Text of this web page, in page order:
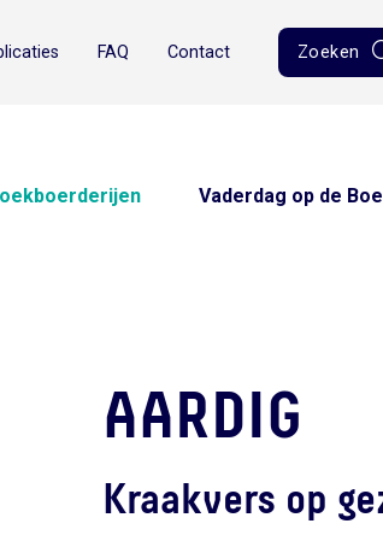
FAQ Contact Zoeken
Vaderdag op de
AARDIG
Kraakvers op